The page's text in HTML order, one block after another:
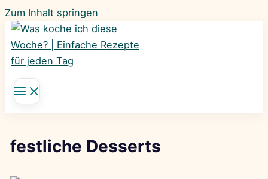
Zum Inhalt springen
festliche Desserts